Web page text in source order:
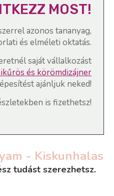
MOST!
azonos tananyag,
és elméleti oktatás.
saját vállalkozást
és körömdizájner
ajánljuk neked!
is fizethetsz!
- Kiskunhalas
tudást szerezhetsz.